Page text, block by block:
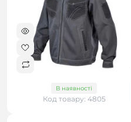
В наявності
Код товару: 4805